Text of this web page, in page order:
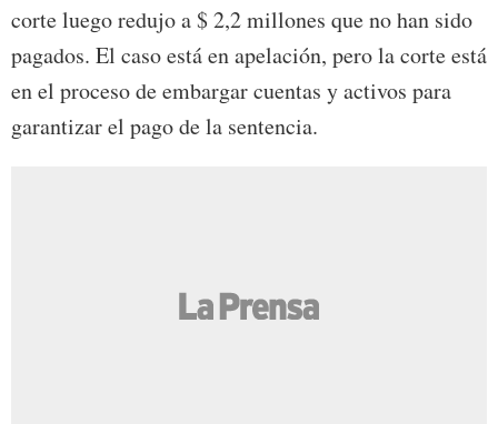
corte luego redujo a $ 2,2 millones que no han sido
pagados. El caso está en apelación, pero la corte está
en el proceso de embargar cuentas y activos para
garantizar el pago de la sentencia.